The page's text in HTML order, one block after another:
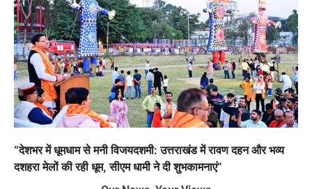
“देशभर में धूमधाम से मनी विजयदशमी: उत्तराखंड में रावण दहन और भव्य
दशहरा मेलों की रही धूम, सीएम धामी ने दी शुभकामनाएं”